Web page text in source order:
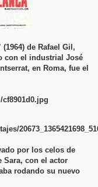
de Rafael Gil,
con el industrial José
en Roma, fue el
por los celos de
Sara, con el actor
rodando su nuevo